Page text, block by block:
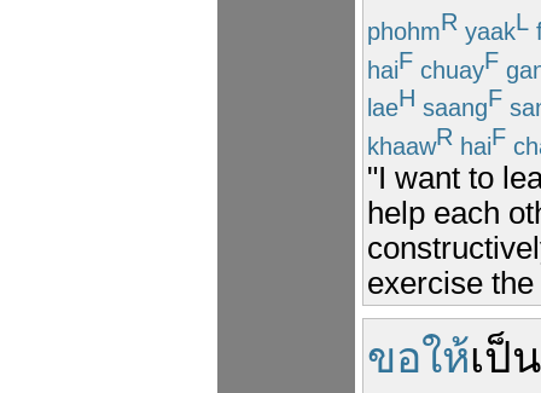
phohmR yaakL
haiF chuayF
laeH saangF
khaawR haiF
"I want to
help each
exercise
ขอให้เป็น